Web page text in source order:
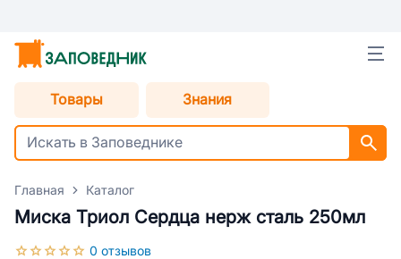
Товары Знания
Главная Каталог
Миска Триол Сердца нерж сталь 250мл
0 отзывов